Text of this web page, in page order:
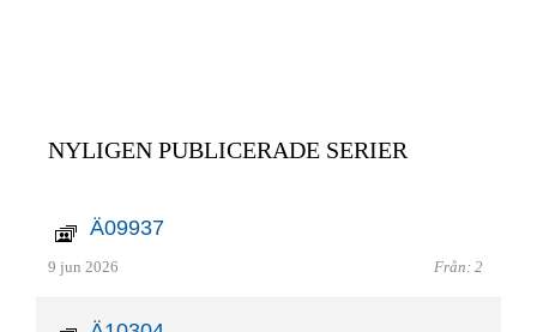
NYLIGEN PUBLICERADE SERIER
Ä09937
9 jun 2026 Från: 2